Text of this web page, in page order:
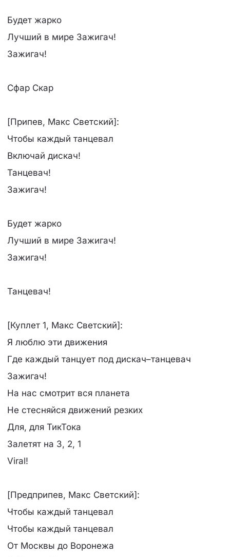
Будет жарко
Лучший в мире Зажигач!
Зажигач!
Сфар Скар
[Припев, Макс Светский]:
Чтобы каждый танцевал
Включай дискач!
Танцевач!
Зажигач!
Будет жарко
Лучший в мире Зажигач!
Зажигач!
Танцевач!
[Куплет 1, Макс Светский]:
Я люблю эти движения
Где каждый танцует под дискач–танцевач
Зажигач!
На нас смотрит вся планета
Не стесняйся движений резких
Для, для ТикТока
Залетят на 3, 2, 1
Viral!
[Предприпев, Макс Светский]:
Чтобы каждый танцевал
Чтобы каждый танцевал
От Москвы до Воронежа